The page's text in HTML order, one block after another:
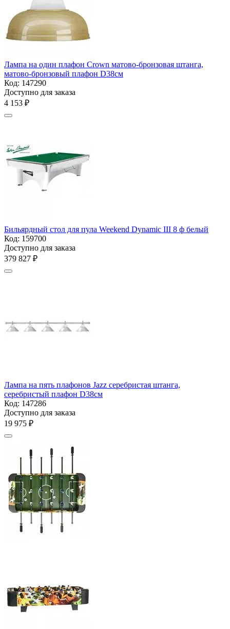
Лампа на один плафон Crown матово-бронзовая штанга,
матово-бронзовый плафон D38см
Код: 147290
Доступно для заказа
4 153 ₽
Бильярдный стол для пула Weekend Dynamic III 8 ф белый
Код: 159700
Доступно для заказа
379 827 ₽
Лампа на пять плафонов Jazz серебристая штанга,
серебристый плафон D38см
Код: 147286
Доступно для заказа
19 975 ₽